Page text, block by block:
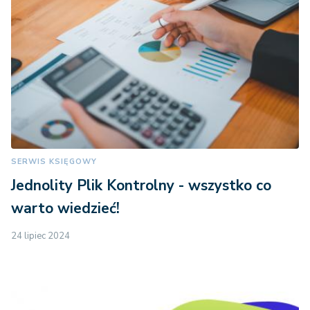
SERWIS KSIĘGOWY
Jednolity Plik Kontrolny - wszystko co
warto wiedzieć!
24 lipiec 2024